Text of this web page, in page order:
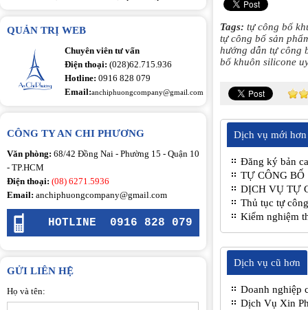
Tags: tự công bố
tự công bố sản
hướng dẫn tự công
bố khuôn silicone
Dịch vụ mới hơn
Đăng ký bản
TỰ CÔNG
DỊCH VỤ TỰ
Thủ tục tự
Kiểm nghiệm
Dịch vụ cũ hơn
Doanh nghiệp
Dịch Vụ Xin
QUẢN TRỊ WEB
Chuyên viên tư vấn
Điện thoại: (028)62.715.936
Hotline: 0916 828 079
Email:anchiphuongcompany@gmail.com
CÔNG TY AN CHI PHƯƠNG
Văn phòng: 68/42 Đồng Nai - Phường 15 - Quận 10
- TP.HCM
Điện thoại: (08) 6271.5936
Email: anchiphuongcompany@gmail.com
HOTLINE 0916 828 079
GỬI LIÊN HỆ
Họ và tên: